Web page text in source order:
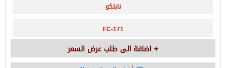
نابلكو
FC-171
اضافة الى طلب عرض السعر